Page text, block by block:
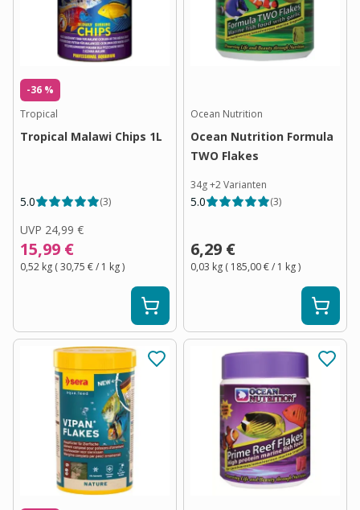
-36 %
Tropical
Tropical Malawi Chips 1L
5.0 (3)
UVP 24,99 €
15,99 €
0,52 kg (30,75 €/ 1 kg)
Ocean Nutrition
Ocean Nutrition Formula
TWO Flakes
34g+2Varianten
5.0 (3)
6,29 €
0,03 kg ( 185,00 €/ 1 kg)